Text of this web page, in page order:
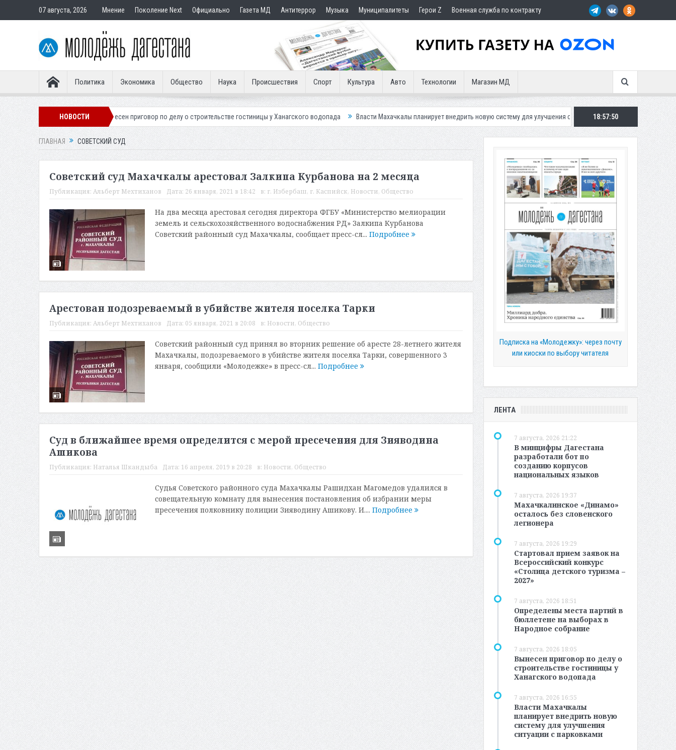
07 августа, 2026 Мнение Поколение Next Официально Газета МД Антитеррор Музыка Муниципалитеты Герои Z Военная служба по контракту
Политика Экономика Общество Наука Происшествия Спорт Культура Авто Технологии Магазин МД
НОВОСТИ
легионера Вынесен приговор по делу о строительстве гостиницы у Ханагского водопада Власти Махачкалы планирует внедрить новую систему для улучшения ситуации с парковками Махачкалинское
18:57:51
ГЛАВНАЯ СОВЕТСКИЙ СУД
Советский суд Махачкалы арестовал Залкипа Курбанова на 2 месяца
Публикация: Альберт Мехтиханов Дата: 26 января, 2021 в 18:42 в: г. Избербаш, г. Каспийск, Новости, Общество
На два месяца арестовал сегодня директора ФГБУ «Министерство мелиорации
земель и сельскохозяйственного водоснабжения РД» Залкипа Курбанова
Советский районный суд Махачкалы, сообщает пресс-сл... Подробнее
Арестован подозреваемый в убийстве жителя поселка Тарки
Публикация: Альберт Мехтиханов Дата: 05 января, 2021 в 20:08 в: Новости, Общество
Советский районный суд принял во вторник решение об аресте 28-летнего жителя
Махачкалы, подозреваемого в убийстве жителя поселка Тарки, совершенного 3
января, сообщили «Молодежке» в пресс-сл... Подробнее
Суд в ближайшее время определится с мерой пресечения для Зияводина
Ашикова
Публикация: Наталья Шкандыба Дата: 16 апреля, 2019 в 20:28 в: Новости, Общество
Судья Советского районного суда Махачкалы Рашидхан Магомедов удалился в
совещательную комнату для вынесения постановления об избрании меры
пресечения полковнику полиции Зияводину Ашикову. И.... Подробнее
Подписка на «Молодежку»: через почту
или киоски по выбору читателя
ЛЕНТА
7 августа, 2026 21:22
В минцифры Дагестана
разработали бот по
созданию корпусов
национальных языков
7 августа, 2026 19:37
Махачкалинское «Динамо»
осталось без словенского
легионера
7 августа, 2026 19:29
Стартовал прием заявок на
Всероссийский конкурс
«Столица детского туризма –
2027»
7 августа, 2026 18:51
Определены места партий в
бюллетене на выборах в
Народное собрание
7 августа, 2026 18:05
Вынесен приговор по делу о
строительстве гостиницы у
Ханагского водопада
7 августа, 2026 16:55
Власти Махачкалы
планирует внедрить новую
систему для улучшения
ситуации с парковками